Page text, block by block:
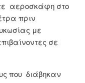
αεροσκάφη στο
πριν
με
σε
που διάβηκαν